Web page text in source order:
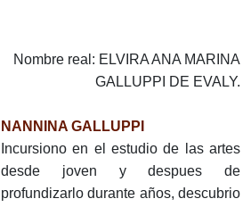
Nombre real: ELVIRA ANA MARINA
GALLUPPI DE EVALY.
NANNINA GALLUPPI
Incursiono en el estudio de las artes
desde joven y despues de
profundizarlo durante años, descubrio